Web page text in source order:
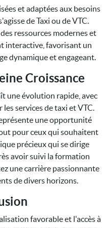
et adaptées aux besoins
de Taxi ou de VTC.
ressources modernes et
interactive, favorisant un
dynamique et engageant.
Croissance
une évolution rapide, avec
services de taxi et VTC.
une opportunité
pour ceux qui souhaitent
précieux qui se dirige
avoir suivi la formation
une carrière passionnante
de divers horizons.
favorable et l'accès à